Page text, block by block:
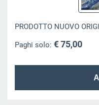
PRODOTTO NUOVO
Paghi solo: € 75,00